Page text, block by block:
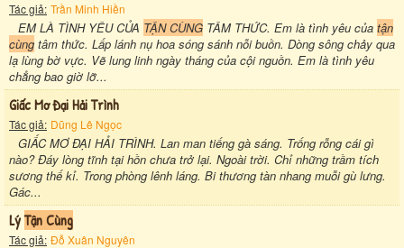
Tác giả: Trần Minh Hiền
EM LÀ TÌNH YÊU CỦA TẬN CÙNG TÂM THỨC. Em là tình yêu của tận
cùng tâm thức. Lấp lánh nụ hoa sóng sánh nỗi buồn. Dòng sông chảy qua
lạ lùng bờ vực. Vẽ lung linh ngày tháng của cội nguồn. Em là tình yêu
chẳng bao giờ lỡ...
Giấc Mơ Đại Hải Trình
Tác giả: Dũng Lê Ngọc
GIẤC MƠ ĐẠI HẢI TRÌNH. Lan man tiếng gà sáng. Trống rỗng cái gì
nào? Đáy lòng tĩnh tại hồn chưa trở lại. Ngoài trời. Chỉ những trầm tích
sương thế kỉ. Trong phòng lênh láng. Bi thương tàn nhang muỗi gù lưng.
Gác...
LýTận Cùng
Tác giả: Đỗ Xuân Nguyên